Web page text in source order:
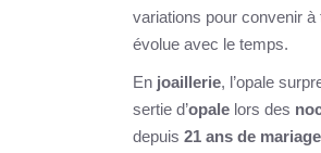
variations pour convenir
évolue avec le temps.
En joaillerie, l’opale
sertie d’opale lors des
depuis 21 ans de mariage